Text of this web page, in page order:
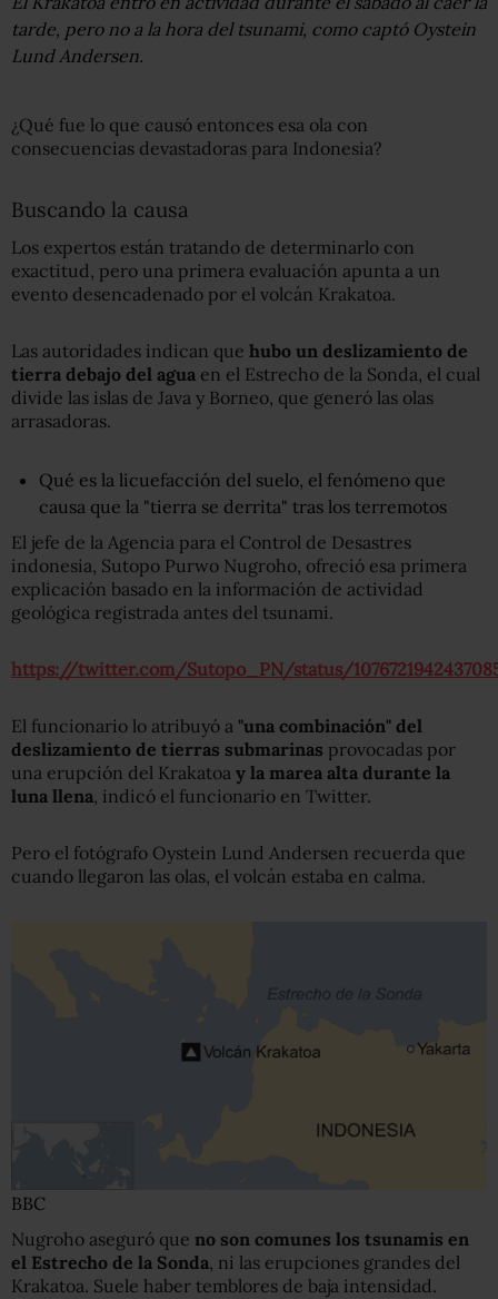
tarde, pero no a la hora del tsunami, como captó Oystein
Lund Andersen.
¿Qué fue lo que causó entonces esa ola con
consecuencias devastadoras para Indonesia?
Buscando la causa
Los expertos están tratando de determinarlo con
exactitud, pero una primera evaluación apunta a un
evento desencadenado por el volcán Krakatoa.
Las autoridades indican que hubo un deslizamiento de
tierra debajo del agua en el Estrecho de la Sonda, el cual
divide las islas de Java y Borneo, que generó las olas
arrasadoras.
Qué es la licuefacción del suelo, el fenómeno que
causa que la "tierra se derrita" tras los terremotos
El jefe de la Agencia para el Control de Desastres
indonesia, Sutopo Purwo Nugroho, ofreció esa primera
explicación basado en la información de actividad
geológica registrada antes del tsunami.
https://twitter.com/Sutopo_PN/status/
El funcionario lo atribuyó a "una combinación" del
deslizamiento de tierras submarinas provocadas por
una erupción del Krakatoa y la marea alta durante la
luna llena, indicó el funcionario en Twitter.
Pero el fotógrafo Oystein Lund Andersen recuerda que
cuando llegaron las olas, el volcán estaba en calma.
BBC
Nugroho aseguró que no son comunes los tsunamis en
el Estrecho de la Sonda, ni las erupciones grandes del
Krakatoa. Suele haber temblores de baja intensidad.